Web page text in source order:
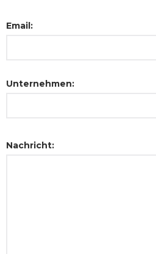
Email:
Unternehmen:
Nachricht: